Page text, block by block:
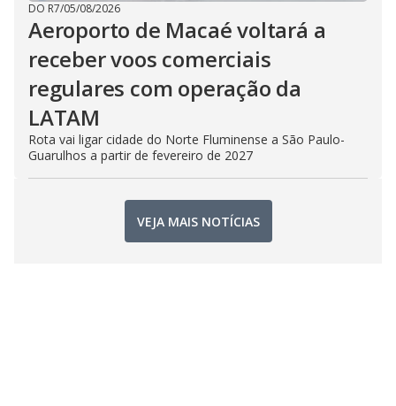
DO R7/05/08/2026
Aeroporto de Macaé voltará a
receber voos comerciais
regulares com operação da
LATAM
Rota vai ligar cidade do Norte Fluminense a São Paulo-
Guarulhos a partir de fevereiro de 2027
VEJA MAIS NOTÍCIAS